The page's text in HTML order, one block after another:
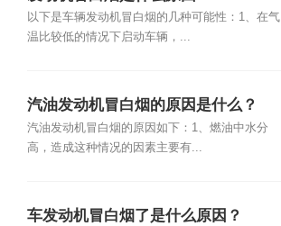
以下是车辆发动机冒白烟的几种可能性：1、在气
温比较低的情况下启动车辆，...
汽油发动机冒白烟的原因是什么？
汽油发动机冒白烟的原因如下：1、燃油中水分
高，造成这种情况的因素主要有...
车发动机冒白烟了是什么原因？